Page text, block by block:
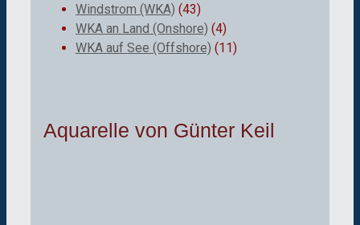
Windstrom (WKA) (43)
WKA an Land (Onshore) (4)
WKA auf See (Offshore) (11)
Aquarelle von Günter Keil